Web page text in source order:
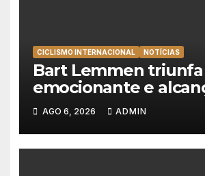
CICLISMO INTERNACIONAL NOTÍCIAS
Bart Lemmen
emocionante e
primeira vitória da
Volta à Polónia
AGO 6, 2026 ADMIN